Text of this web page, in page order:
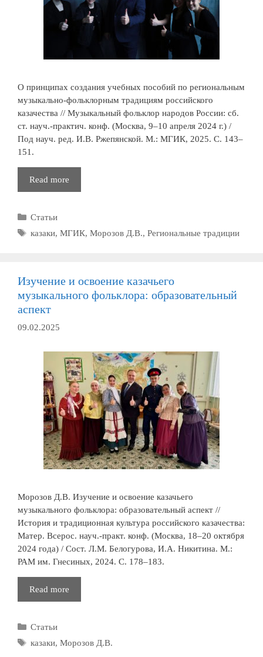
О принципах создания учебных пособий по региональным
музыкально-фольклорным традициям российского
казачества // Музыкальный фольклор народов России: сб.
ст. науч.-практич. конф. (Москва, 9–10 апреля 2024 г.) /
Под науч. ред. И.В. Ржепянской. М.: МГИК, 2025. С. 143–
151.
Read more
принципах
пособий
фольклорным
традициям
Рубрики
Статьи
Метки
казаки, МГИК, Морозов Д.В., Региональные традиции
Изучение и освоение казачьего
музыкального фольклора: образовательный
аспект
09.02.2025
Морозов Д.В. Изучение и освоение казачьего
музыкального фольклора: образовательный аспект //
История и традиционная культура российского казачества:
Матер. Всерос. науч.-практ. конф. (Москва, 18–20 октября
2024 года) / Сост. Л.М. Белогурова, И.А. Никитина. М.:
РАМ им. Гнесиных, 2024. С. 178–183.
Read more
и
музыкального
Рубрики
Статьи
Метки
казаки, Морозов Д.В.